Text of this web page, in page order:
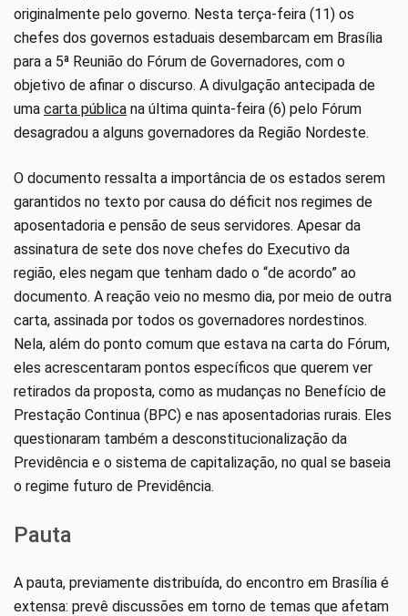
originalmente pelo governo. Nesta terça-feira (11) os
chefes dos governos estaduais desembarcam em Brasília
para a 5ª Reunião do Fórum de Governadores, com o
objetivo de afinar o discurso. A divulgação antecipada de
uma carta pública na última quinta-feira (6) pelo Fórum
desagradou a alguns governadores da Região Nordeste.
O documento ressalta a importância de os estados serem
garantidos no texto por causa do déficit nos regimes de
aposentadoria e pensão de seus servidores. Apesar da
assinatura de sete dos nove chefes do Executivo da
região, eles negam que tenham dado o “de acordo” ao
documento. A reação veio no mesmo dia, por meio de outra
carta, assinada por todos os governadores nordestinos.
Nela, além do ponto comum que estava na carta do Fórum,
eles acrescentaram pontos específicos que querem ver
retirados da proposta, como as mudanças no Benefício de
Prestação Continua (BPC) e nas aposentadorias rurais. Eles
questionaram também a desconstitucionalização da
Previdência e o sistema de capitalização, no qual se baseia
o regime futuro de Previdência.
Pauta
A pauta, previamente distribuída, do encontro em Brasília é
extensa: prevê discussões em torno de temas que afetam